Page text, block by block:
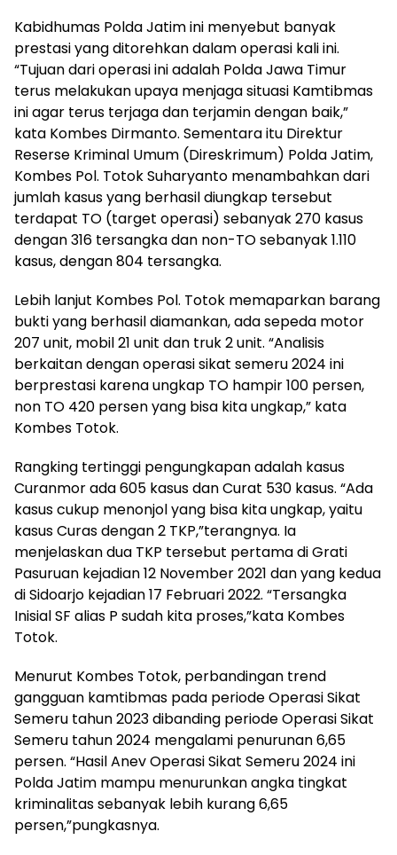
Kabidhumas Polda Jatim ini menyebut banyak
prestasi yang ditorehkan dalam operasi kali ini.
“Tujuan dari operasi ini adalah Polda Jawa Timur
terus melakukan upaya menjaga situasi Kamtibmas
ini agar terus terjaga dan terjamin dengan baik,”
kata Kombes Dirmanto. Sementara itu Direktur
Reserse Kriminal Umum (Direskrimum) Polda Jatim,
Kombes Pol. Totok Suharyanto menambahkan dari
jumlah kasus yang berhasil diungkap tersebut
terdapat TO (target operasi) sebanyak 270 kasus
dengan 316 tersangka dan non-TO sebanyak 1.110
kasus, dengan 804 tersangka.
Lebih lanjut Kombes Pol. Totok memaparkan barang
bukti yang berhasil diamankan, ada sepeda motor
207 unit, mobil 21 unit dan truk 2 unit. “Analisis
berkaitan dengan operasi sikat semeru 2024 ini
berprestasi karena ungkap TO hampir 100 persen,
non TO 420 persen yang bisa kita ungkap,” kata
Kombes Totok.
Rangking tertinggi pengungkapan adalah kasus
Curanmor ada 605 kasus dan Curat 530 kasus. “Ada
kasus cukup menonjol yang bisa kita ungkap, yaitu
kasus Curas dengan 2 TKP,”terangnya. Ia
menjelaskan dua TKP tersebut pertama di Grati
Pasuruan kejadian 12 November 2021 dan yang kedua
di Sidoarjo kejadian 17 Februari 2022. “Tersangka
Inisial SF alias P sudah kita proses,”kata Kombes
Totok.
Menurut Kombes Totok, perbandingan trend
gangguan kamtibmas pada periode Operasi Sikat
Semeru tahun 2023 dibanding periode Operasi Sikat
Semeru tahun 2024 mengalami penurunan 6,65
persen. “Hasil Anev Operasi Sikat Semeru 2024 ini
Polda Jatim mampu menurunkan angka tingkat
kriminalitas sebanyak lebih kurang 6,65
persen,”pungkasnya.